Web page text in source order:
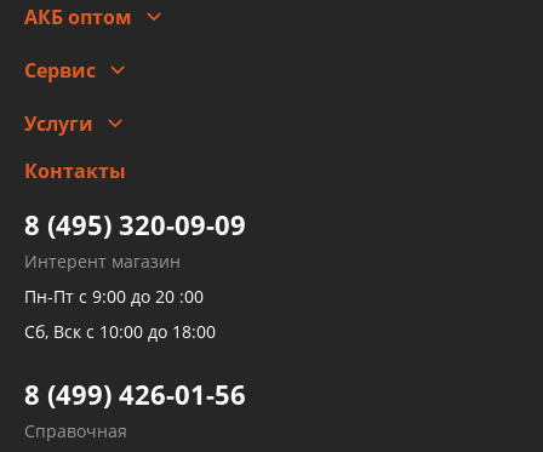
Гарантии и возврат
АКБ оптом
Сервис
Заправка кондиционера авто
Детейлинг
Услуги
высокого давления
Тормозных трубок
Рукавов гидроусилителей
Рукавов компрессоров и турбин
Трубок кондиционеров
Развертка пайка медных стальных
алюминиевых трубок и штуцеров
Контакты
8 (495) 320-09-09
Интерент магазин
Пн-Пт с 9:00 до 20 :00
Сб, Вск с 10:00 до 18:00
8 (499) 426-01-56
Справочная